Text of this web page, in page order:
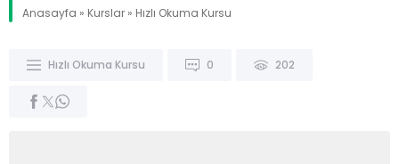
Anasayfa » Kurslar » Hızlı Okuma Kursu
Hızlı Okuma Kursu 0 202